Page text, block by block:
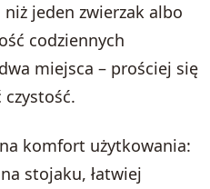
jeden zwierzak albo
codziennych
miejsca – prościej się
komfort użytkowania:
stojaku, łatwiej